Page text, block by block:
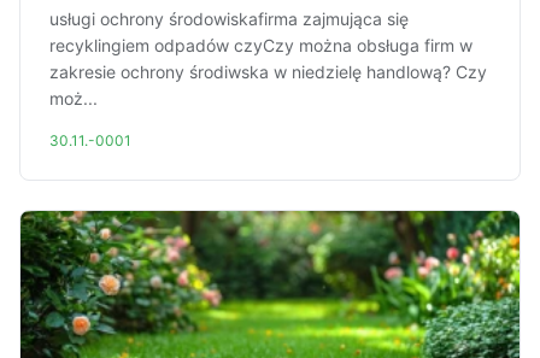
usługi ochrony środowiskafirma zajmująca się
recyklingiem odpadów czyCzy można obsługa firm w
zakresie ochrony środiwska w niedzielę handlową? Czy
moż...
30.11.-0001